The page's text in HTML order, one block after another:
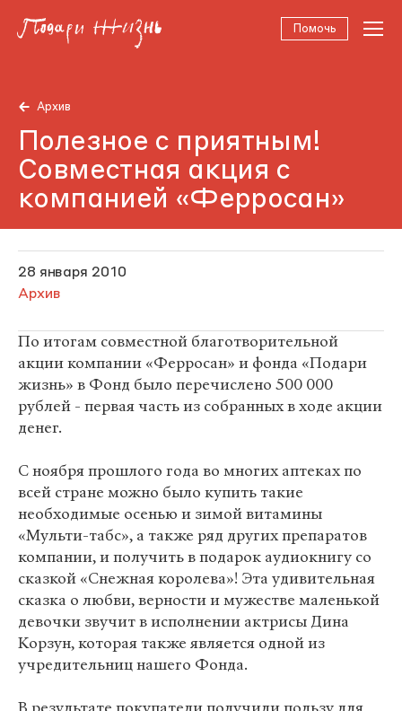
Помочь
Архив
Полезное с приятным!
Совместная акция с
компанией «Ферросан»
28 января 2010
Архив
По итогам совместной благотворительной
акции компании «Ферросан» и фонда «Подари
жизнь» в Фонд было перечислено 500 000
рублей - первая часть из собранных в ходе акции
денег.
С ноября прошлого года во многих аптеках по
всей стране можно было купить такие
необходимые осенью и зимой витамины
«Мульти-табс», а также ряд других препаратов
компании, и получить в подарок аудиокнигу со
сказкой «Снежная королева»! Эта удивительная
сказка о любви, верности и мужестве маленькой
девочки звучит в исполнении актрисы Дина
Корзун, которая также является одной из
учредительниц нашего Фонда.